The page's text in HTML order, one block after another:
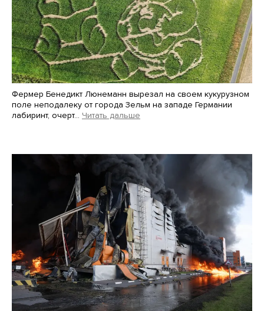
Фермер Бенедикт Люнеманн вырезал на своем кукурузном
поле неподалеку от города Зельм на западе Германии
лабиринт, очерт… Читать дальше